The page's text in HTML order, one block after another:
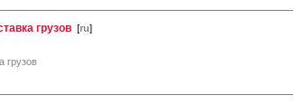
грузов [ru]
грузов